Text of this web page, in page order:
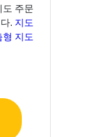
도 주문
. 지도
지도